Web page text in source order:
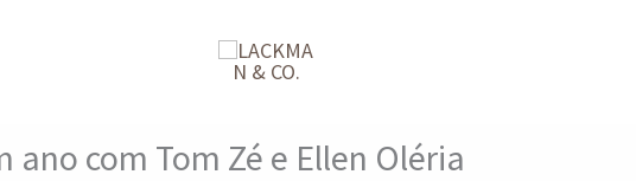
ano com Tom Zé e Ellen Oléria